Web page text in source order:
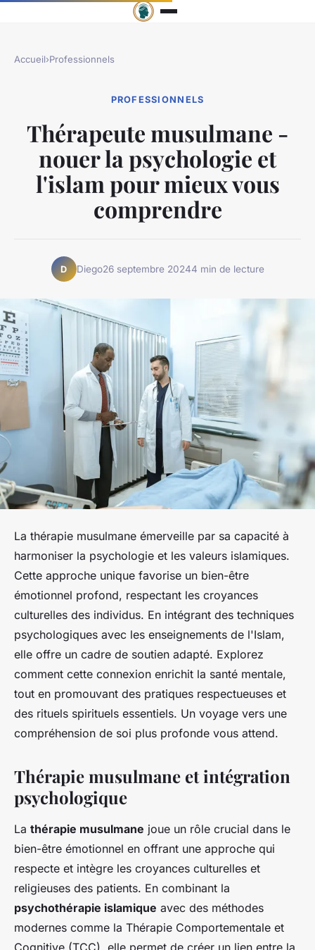
Accueil›Professionnels
PROFESSIONNELS
Thérapeute musulmane -
nouer la psychologie et
l'islam pour mieux vous
comprendre
D Diego26 septembre 20244 min de lecture
La thérapie musulmane émerveille par sa capacité à
harmoniser la psychologie et les valeurs islamiques.
Cette approche unique favorise un bien-être
émotionnel profond, respectant les croyances
culturelles des individus. En intégrant des techniques
psychologiques avec les enseignements de l'Islam,
elle offre un cadre de soutien adapté. Explorez
comment cette connexion enrichit la santé mentale,
tout en promouvant des pratiques respectueuses et
des rituels spirituels essentiels. Un voyage vers une
compréhension de soi plus profonde vous attend.
Thérapie musulmane et intégration
psychologique
La thérapie musulmane joue un rôle crucial dans le
bien-être émotionnel en offrant une approche qui
respecte et intègre les croyances culturelles et
religieuses des patients. En combinant la
psychothérapie islamique avec des méthodes
modernes comme la Thérapie Comportementale et
Cognitive (TCC), elle permet de créer un lien entre la